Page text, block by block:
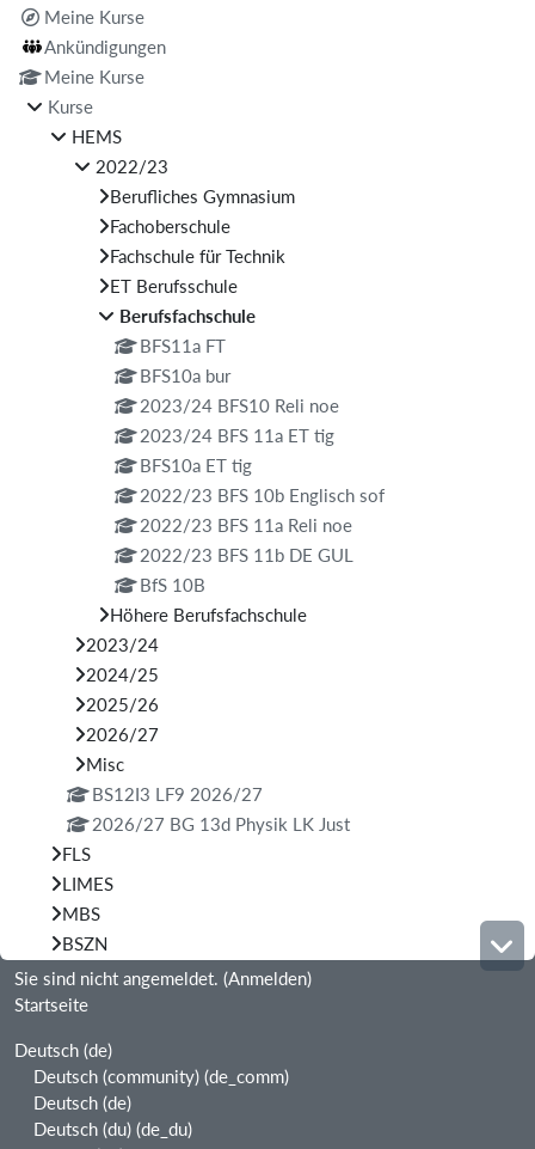
Meine Kurse
Ankündigungen
Meine Kurse
Kurse
HEMS
2022/23
Berufliches Gymnasium
Fachoberschule
Fachschule für Technik
ET Berufsschule
Berufsfachschule
BFS11a FT
BFS10a bur
2023/24 BFS10 Reli noe
2023/24 BFS 11a ET tig
BFS10a ET tig
2022/23 BFS 10b Englisch sof
2022/23 BFS 11a Reli noe
2022/23 BFS 11b DE GUL
BfS 10B
Höhere Berufsfachschule
2023/24
2024/25
2025/26
2026/27
Misc
BS12I3 LF9 2026/27
2026/27 BG 13d Physik LK Just
FLS
LIMES
MBS
BSZN
Sie sind nicht angemeldet. (Anmelden)
Startseite
Deutsch ‎(de)‎
Deutsch (community) ‎(de_comm)‎
Deutsch ‎(de)‎
Deutsch (du) ‎(de_du)‎